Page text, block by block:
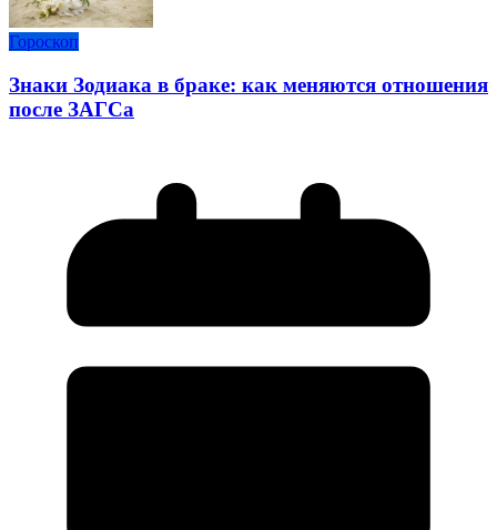
Гороскоп
Знаки Зодиака в браке: как меняются отношения
после ЗАГСа